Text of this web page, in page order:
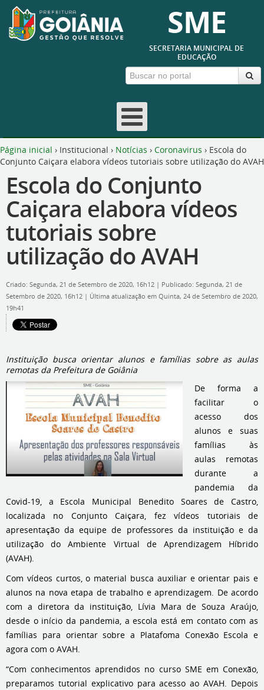
SME
SECRETARIA MUNICIPAL DE
EDUCAÇÃO
Página inicial › Institucional › Notícias › Coronavirus › Escola do
Conjunto Caiçara elabora vídeos tutoriais sobre utilização do AVAH
Escola do Conjunto
Caiçara elabora vídeos
tutoriais sobre
utilização do AVAH
Criado: Segunda, 21 de Setembro de 2020, 16h12 | Publicado: Segunda, 21 de
Setembro de 2020, 16h12 | Última atualização em Quinta, 24 de Setembro de 2020,
19h41
Instituição busca orientar alunos e famílias sobre as aulas
remotas da Prefeitura de Goiânia
De forma a
facilitar o
acesso dos
alunos e suas
famílias às
aulas remotas
durante a
pandemia da
Covid-19, a Escola Municipal Benedito Soares de Castro,
localizada no Conjunto Caiçara, fez vídeos tutoriais de
apresentação da equipe de professores da instituição e da
utilização do Ambiente Virtual de Aprendizagem Híbrido
(AVAH).
Com vídeos curtos, o material busca auxiliar e orientar pais e
alunos na nova etapa de trabalho e aprendizagem. De acordo
com a diretora da instituição, Lívia Mara de Souza Araújo,
desde o início da pandemia, a escola está em contato com as
famílias para orientar sobre a Platafoma Conexão Escola e
agora com o AVAH.
“Com conhecimentos aprendidos no curso SME em Conexão,
preparamos tutorial explicativo para acesso ao AVAH. Depois